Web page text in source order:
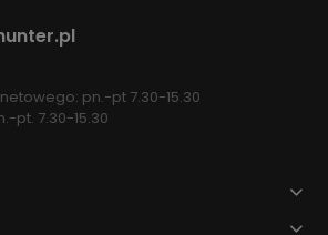
pn.-pt 7.30-15.30
pt. 7.30-15.30